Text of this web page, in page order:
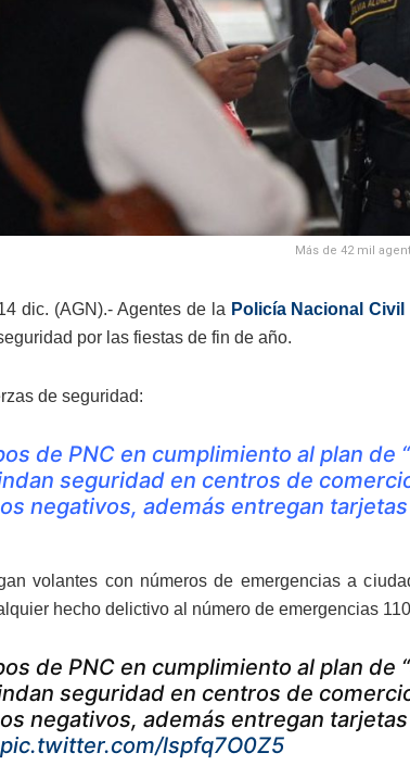
Más de 42 mil
dic. (AGN).- Agentes de la Policía Nacional Civil
por las fiestas de fin de año.
de seguridad:
de PNC en cumplimiento al plan de
seguridad en centros de
negativos, además entregan
volantes con números de emergencias a
hecho delictivo al número de emergencias
de PNC en cumplimiento al plan de
seguridad en centros de
negativos, además entregan
pic.twitter.com/lspfq7O0Z5